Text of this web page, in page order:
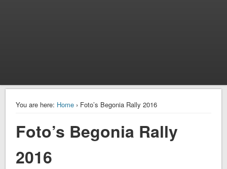
You are here: Home › Foto’s Begonia Rally 2016
Foto’s Begonia Rally
2016